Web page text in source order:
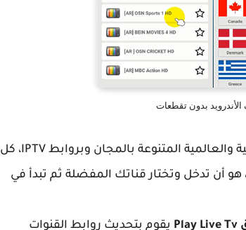
بدون تقطعات
حيث سوف تتمكنون من مشاهدة مجموعة من القنوات العربية والعالمية المتنوعة بالمجان وبروابط IPTV، كل
أن تدخل وتختار قناتك المفضلة ثم تبدأ في
Play Live Tv يقوم بتحديث روابط القنوات